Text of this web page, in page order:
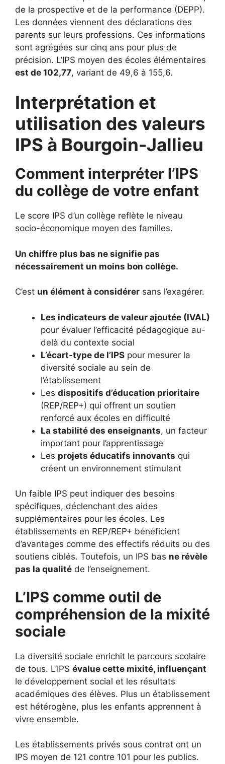
de la prospective et de la performance (DEPP).
Les données viennent des déclarations des
parents sur leurs professions. Ces informations
sont agrégées sur cinq ans pour plus de
précision. L’IPS moyen des écoles élémentaires
est de 102,77, variant de 49,6 à 155,6.
Interprétation et
utilisation des valeurs
IPS à Bourgoin-Jallieu
Comment interpréter l’IPS
du collège de votre enfant
Le score IPS d’un collège reflète le niveau
socio-économique moyen des familles.
Un chiffre plus bas ne signifie pas
nécessairement un moins bon collège.
C’est un élément à considérer sans l’exagérer.
Les indicateurs de valeur ajoutée (IVAL)
pour évaluer l’efficacité pédagogique au-
delà du contexte social
L’écart-type de l’IPS pour mesurer la
diversité sociale au sein de
l’établissement
Les dispositifs d’éducation prioritaire
(REP/REP+) qui offrent un soutien
renforcé aux écoles en difficulté
La stabilité des enseignants, un facteur
important pour l’apprentissage
Les projets éducatifs innovants qui
créent un environnement stimulant
Un faible IPS peut indiquer des besoins
spécifiques, déclenchant des aides
supplémentaires pour les écoles. Les
établissements en REP/REP+ bénéficient
d’avantages comme des effectifs réduits ou des
soutiens ciblés. Toutefois, un IPS bas ne révèle
pas la qualité de l’enseignement.
L’IPS comme outil de
compréhension de la mixité
sociale
La diversité sociale enrichit le parcours scolaire
de tous. L’IPS évalue cette mixité, influençant
le développement social et les résultats
académiques des élèves. Plus un établissement
est hétérogène, plus les enfants apprennent à
vivre ensemble.
Les établissements privés sous contrat ont un
IPS moyen de 121 contre 101 pour les publics.